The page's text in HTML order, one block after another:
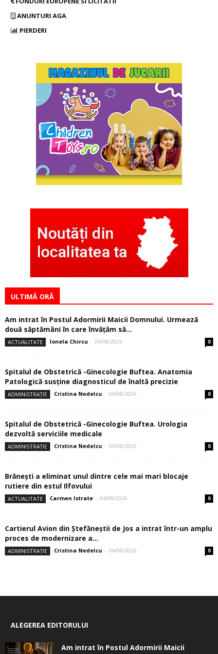
ANUNTURI AGA
PIERDERI
ULTIMĂ ORĂ
Am intrat în Postul Adormirii Maicii Domnului. Urmează
două săptămâni în care învăţăm să...
ACTUALITATE Ionela Chircu - 04/08/2026 0
Spitalul de Obstetrică -Ginecologie Buftea. Anatomia
Patologică susţine diagnosticul de înaltă precizie
ADMINISTRAȚIE Cristina Nedelcu - 04/08/2026 0
Spitalul de Obstetrică -Ginecologie Buftea. Urologia
dezvoltă serviciile medicale
ADMINISTRAȚIE Cristina Nedelcu - 04/08/2026 0
Brănești a eliminat unul dintre cele mai mari blocaje
rutiere din estul Ilfovului
ACTUALITATE Carmen Istrate - 04/08/2026 0
Cartierul Avion din Ştefăneştii de Jos a intrat într-un amplu
proces de modernizare a...
ADMINISTRAȚIE Cristina Nedelcu - 04/08/2026 0
ALEGEREA EDITORULUI
Am intrat în Postul Adormirii Maicii